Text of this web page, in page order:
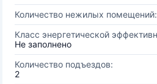
Количество нежилых помещений:
Класс энергетической
Не заполнено
Количество подъездов:
2